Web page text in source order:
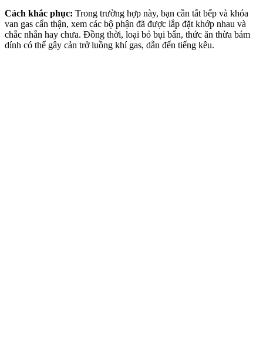
Cách khắc phục: Trong trường hợp này, bạn cần tắt bếp và khóa
van gas cẩn thận, xem các bộ phận đã được lắp đặt khớp nhau và
chắc nhắn hay chưa. Đồng thời, loại bỏ bụi bẩn, thức ăn thừa bám
dính có thể gây cản trở luồng khí gas, dẫn đến tiếng kêu.